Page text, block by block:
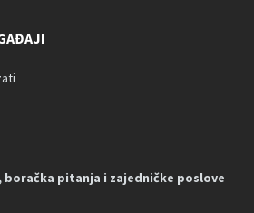
boračka pitanja i zajedničke poslove